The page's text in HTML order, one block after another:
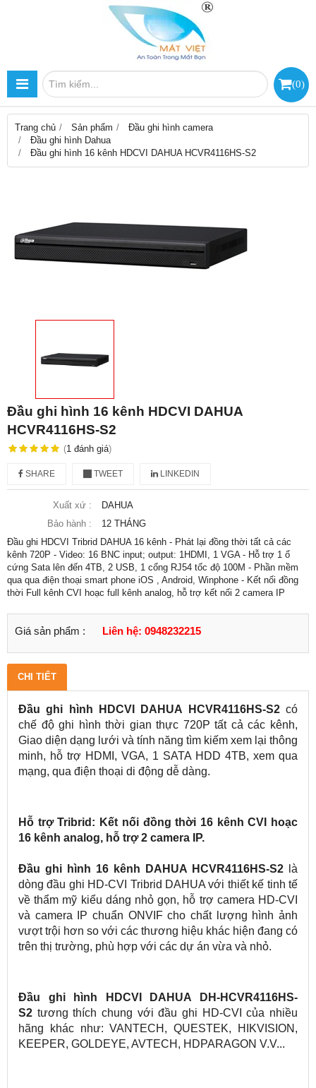
(0)
Trang chủ Sản phẩm
Đầu ghi hình camera
Đầu ghi hình Dahua
Đầu ghi hình 16 kênh HDCVI DAHUA HCVR4116HS-S2
Đầu ghi hình 16 kênh HDCVI DAHUA
HCVR4116HS-S2
(1 đánh giá)
SHARE TWEET LINKEDIN
Xuất xứ :
DAHUA
Bảo hành :
12 THÁNG
Đầu ghi HDCVI Tribrid DAHUA 16 kênh - Phát lại đồng thời tất cả các
kênh 720P - Video: 16 BNC input; output: 1HDMI, 1 VGA - Hỗ trợ 1 ổ
cứng Sata lên đến 4TB, 2 USB, 1 cổng RJ54 tốc độ 100M - Phần mềm
qua qua điện thoại smart phone iOS , Android, Winphone - Kết nối đồng
thời Full kênh CVI hoạc full kênh analog, hỗ trợ kết nối 2 camera IP
Giá sản phẩm : Liên hệ: 0948232215
CHI TIẾT
Đầu ghi hình HDCVI DAHUA HCVR4116HS-S2có
chế độ ghi hình thời gian thực 720P tất cả các kênh,
Giao diện dạng lưới và tính năng tìm kiếm xem lại thông
minh, hỗ trợ HDMI, VGA, 1 SATA HDD 4TB, xem qua
mạng, qua điện thoại di động dễ dàng.
Hỗ trợ Tribrid: Kết nối đồng thời 16 kênh CVI hoạc
16 kênh analog, hỗ trợ 2 camera IP.
Đầu ghi hình 16 kênh DAHUA HCVR4116HS-S2 là
dòng đầu ghi HD-CVI Tribrid DAHUA với thiết kế tinh tế
về thẩm mỹ kiểu dáng nhỏ gọn, hỗ trợ camera HD-CVI
và camera IP chuẩn ONVIF cho chất lượng hình ảnh
vượt trội hơn so với các thương hiệu khác hiện đang có
trên thị trường, phù hợp với các dự án vừa và nhỏ.
Đầu ghi hình HDCVI DAHUA DH-HCVR4116HS-
S2 tương thích chung với đầu ghi HD-CVI của nhiều
hãng khác như: VANTECH, QUESTEK, HIKVISION,
KEEPER, GOLDEYE, AVTECH, HDPARAGON V.V...